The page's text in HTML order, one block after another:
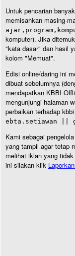
Untuk pencarian
memisahkan masing-
komputer). Jika
"kata dasar" dan hasil
kolom "Memuat".
Edisi online/daring ini
dibuat sebelumnya
mendapatkan KBBI
mengunjungi halaman
perbaikan terhadap
ebta.setiawan ||
Kami sebagai
yang tampil agar tetap
melihat iklan yang
ini silakan klik